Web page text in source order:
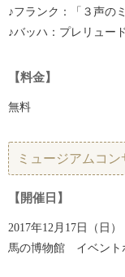
♪フランク：「３声の
♪バッハ：プレリュ
【料金】
無料
ミュージアムコ
【開催日】
2017年12月17日（日）
馬の博物館 イベント